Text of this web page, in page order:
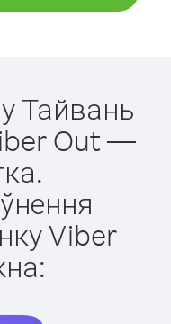
Тайвань
Out —
Viber